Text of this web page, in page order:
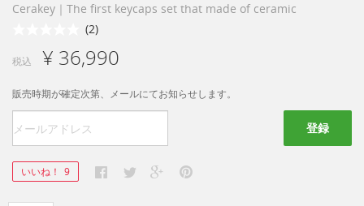
Cerakey｜The first keycaps set that made of ceramic
(2)
税込 ¥ 36,990
販売時期が確定次第、メールにてお知らせします。
登録
いいね！ 9